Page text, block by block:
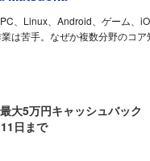
、Linux、Android、ゲーム、
は苦手。なぜか複数分野のコア
大5万円キャッシュバック
日まで